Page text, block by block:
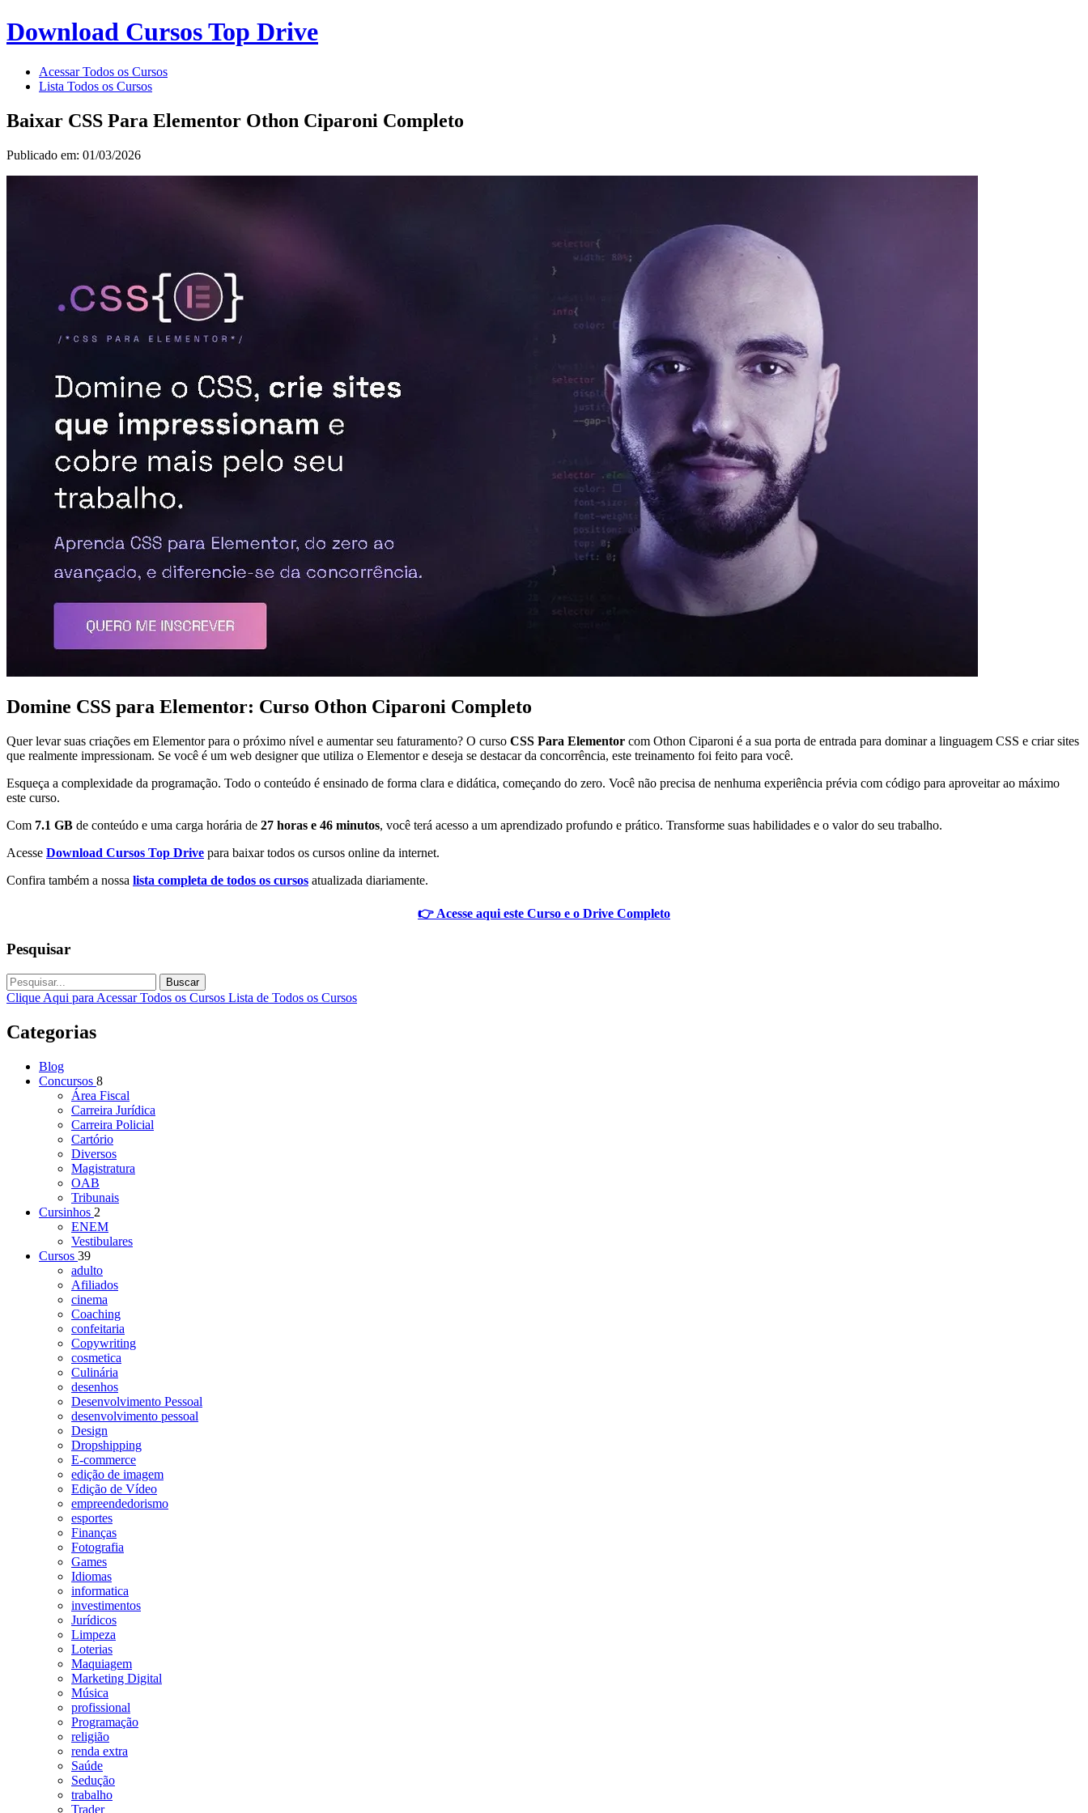
Download Cursos Top Drive
Acessar Todos os Cursos
Lista Todos os Cursos
Baixar CSS Para Elementor Othon Ciparoni Completo
Publicado em: 01/03/2026
Domine CSS para Elementor: Curso Othon Ciparoni Completo
Quer levar suas criações em Elementor para o próximo nível e aumentar seu faturamento? O curso CSS Para Elementor com Othon Ciparoni é a sua porta de entrada para dominar a linguagem CSS e criar sites
que realmente impressionam. Se você é um web designer que utiliza o Elementor e deseja se destacar da concorrência, este treinamento foi feito para você.
Esqueça a complexidade da programação. Todo o conteúdo é ensinado de forma clara e didática, começando do zero. Você não precisa de nenhuma experiência prévia com código para aproveitar ao máximo
este curso.
Com 7.1 GB de conteúdo e uma carga horária de 27 horas e 46 minutos, você terá acesso a um aprendizado profundo e prático. Transforme suas habilidades e o valor do seu trabalho.
Acesse Download Cursos Top Drive para baixar todos os cursos online da internet.
Confira também a nossa lista completa de todos os cursos atualizada diariamente.
👉 Acesse aqui este Curso e o Drive Completo
Pesquisar
Buscar
Clique Aqui para Acessar Todos os Cursos Lista de Todos os Cursos
Categorias
Blog
Concursos 8
Área Fiscal
Carreira Jurídica
Carreira Policial
Cartório
Diversos
Magistratura
OAB
Tribunais
Cursinhos 2
ENEM
Vestibulares
Cursos 39
adulto
Afiliados
cinema
Coaching
confeitaria
Copywriting
cosmetica
Culinária
desenhos
Desenvolvimento Pessoal
desenvolvimento pessoal
Design
Dropshipping
E-commerce
edição de imagem
Edição de Vídeo
empreendedorismo
esportes
Finanças
Fotografia
Games
Idiomas
informatica
investimentos
Jurídicos
Limpeza
Loterias
Maquiagem
Marketing Digital
Música
profissional
Programação
religião
renda extra
Saúde
Sedução
trabalho
Trader